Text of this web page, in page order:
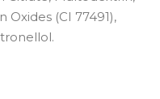
Oxides (CI 77491),